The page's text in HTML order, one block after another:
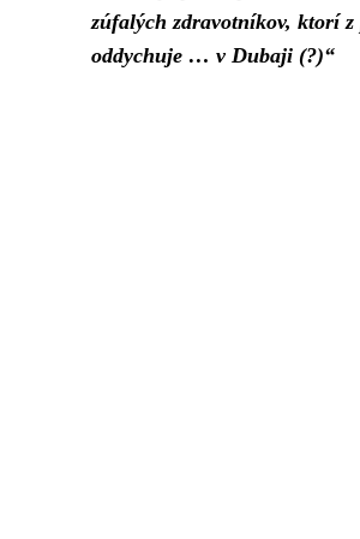
zúfalých zdravotníkov, ktorí
oddychuje … v Dubaji (?)“